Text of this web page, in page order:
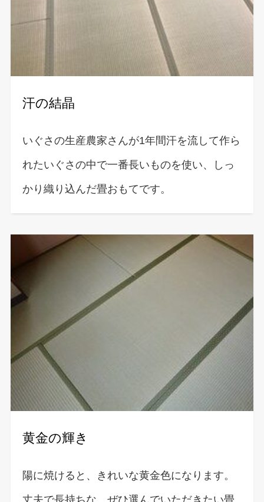
汗の結晶
いぐさの生産農家さんが1年間汗を流して作ら
れたいぐさの中で一番長いものを使い、しっ
かり織り込んだ畳おもてです。
黄金の輝き
陽に焼けると、きれいな黄金色になります。
丈夫で長持ちな、ぜひ選んでいただきたい畳